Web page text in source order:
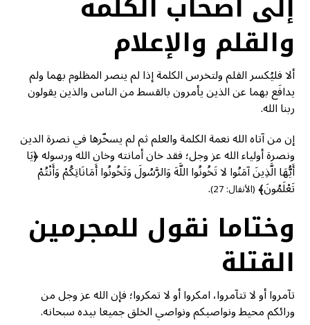
والقلم والإعلام
ألا فليُكسر القلم ولتخرس الكلمة إذا لم ينصر المظلوم بهما ولم
يدافَع بهما عن الذين يأمرون بالقسط من الناس والذين يقولون
ربنا الله.
إن من آتاه الله نعمة الكلمة والعلم ثم لم يسخّرها في نصرة الدين
ونصرة أولياء الله عز وجل؛ فقد خان أمانته وخان الله ورسوله ﴿يَا
أَيُّهَا الَّذِينَ آمَنُوا لا تَخُونُوا اللَّهَ وَالرَّسُولَ وَتَخُونُوا أَمَانَاتِكُمْ وَأَنْتُمْ
تَعْلَمُونَ﴾(الأنفال: 27) .
وختاما نقول للمجرمين
القتلة
تآمروا أو لا تتآمروا، امكروا أو لا تمكروا؛ فإن الله عز وجل من
ورائكم محيط ونواصيكم ونواصي الخلق جميعا بيده سبحانه.